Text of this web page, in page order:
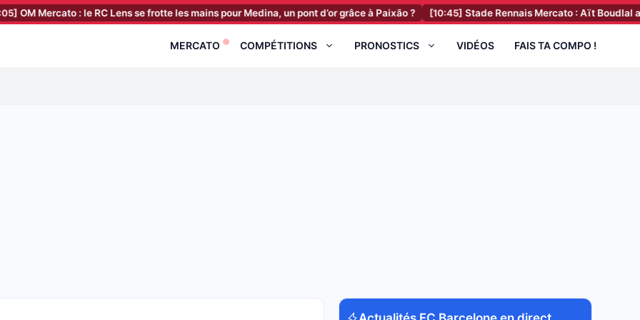
: le RC Lens se frotte les mains pour Medina, un pont d’or grâce à Paixão ? [10:45] Stade Rennais Mercato : Aït Boudlal a tranché
MERCATO COMPÉTITIONS PRONOSTICS VIDÉOS FAIS TA COMPO !